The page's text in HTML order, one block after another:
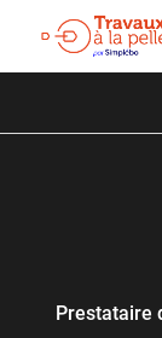
Prestataire